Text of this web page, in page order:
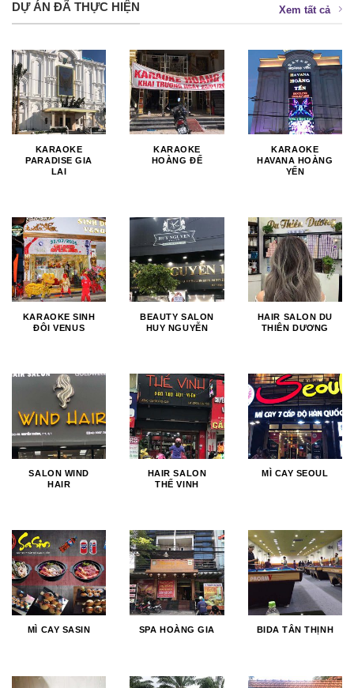
DỰ ÁN ĐÃ THỰC HIỆN Xem tất cả
KARAOKE
PARADISE GIA
LAI
KARAOKE
HOÀNG ĐẾ
KARAOKE
HAVANA HOÀNG
YẾN
KARAOKE SINH
ĐÔI VENUS
BEAUTY SALON
HUY NGUYỄN
HAIR SALON DU
THIÊN DƯƠNG
SALON WIND
HAIR
HAIR SALON
THẾ VINH
MÌ CAY SEOUL
MÌ CAY SASIN SPA HOÀNG GIA BIDA TÂN THỊNH